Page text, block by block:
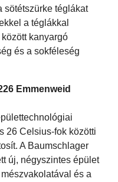
sötétszürke téglákat
a téglákkal
kanyargó
és a sokféleség
Emmenweid
26 Celsius-fok közötti
A Baumschlager
új, négyszintes épület
és a